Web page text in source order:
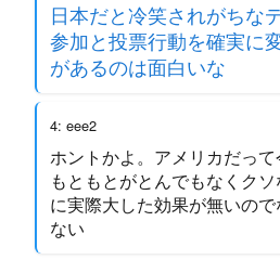
日本だと冷笑されがちな
参加と投票行動を確実に
があるのは面白いな
4: eee2
ホントかよ。アメリカだっ
もともとがとんでもなくク
に実際大した効果が無いの
ない